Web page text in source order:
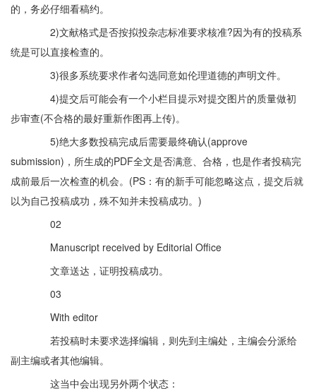
的，务必仔细看稿约。
2)文献格式是否按拟投杂志标准要求核准?因为有的投稿系
统是可以直接检查的。
3)很多系统要求作者勾选同意如伦理道德的声明文件。
4)提交后可能会有一个小栏目提示对提交图片的质量做初
步审查(不合格的最好重新作图再上传)。
5)绝大多数投稿完成后需要最终确认(approve
submission)，所生成的PDF全文是否满意、合格，也是作者投稿完
成前最后一次检查的机会。(PS：有的新手可能忽略这点，提交后就
以为自己投稿成功，殊不知并未投稿成功。)
02
Manuscript received by Editorial Office
文章送达，证明投稿成功。
03
With editor
若投稿时未要求选择编辑，则先到主编处，主编会分派给
副主编或者其他编辑。
这当中会出现另外两个状态：